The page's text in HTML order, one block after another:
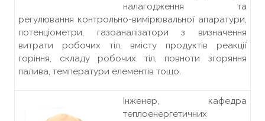
налагодження та
регулювання контрольно-вимірювальної апаратури,
потенціометри, газоаналізатори з визначення
витрати робочих тіл, вмісту продуктів реакції
горіння, складу робочих тіл, повноти згоряння
палива, температури елементів тощо.
Інженер, кафедра
теплоенергетичних